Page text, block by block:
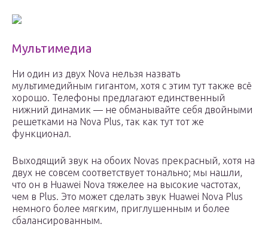
Мультимедиа
Ни один из двух Nova нельзя назвать
мультимедийным гигантом, хотя с этим тут также всё
хорошо. Телефоны предлагают единственный
нижний динамик — не обманывайте себя двойными
решетками на Nova Plus, так как тут тот же
функционал.
Выходящий звук на обоих Novas прекрасный, хотя на
двух не совсем соответствует тонально; мы нашли,
что он в Huawei Nova тяжелее на высокие частотах,
чем в Plus. Это может сделать звук Huawei Nova Plus
немного более мягким, приглушенным и более
сбалансированным.